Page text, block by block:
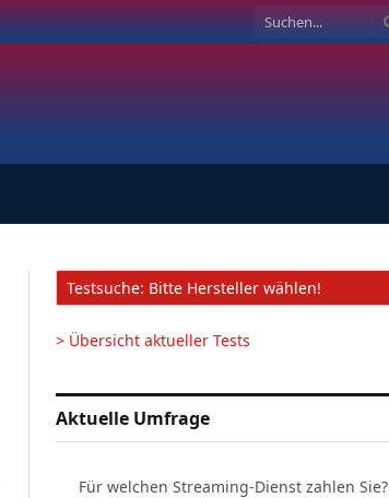
> Übersicht aktueller Tests
Aktuelle Umfrage
Für welchen Streaming-Dienst zahlen Sie?